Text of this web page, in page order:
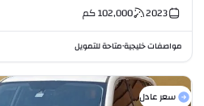
2023
102,000كم
مواصفات خليجية•متاحة للتمويل
سعر عادل